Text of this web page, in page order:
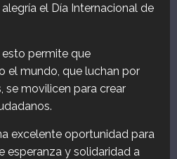
el Día Internacional de
esto permite que
el mundo, que luchan por
se movilicen para crear
excelente oportunidad para
esperanza y solidaridad a